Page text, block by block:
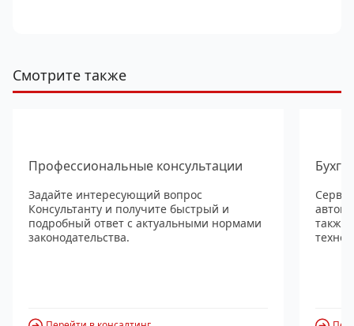
Смотрите также
Профессиональные консультации
Задайте интересующий вопрос
Консультанту и получите быстрый и
подробный ответ с актуальными нормами
законодательства.
также